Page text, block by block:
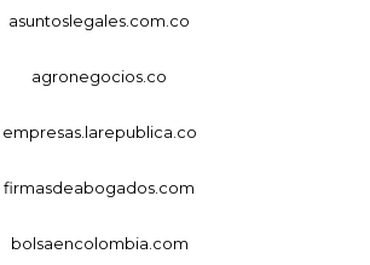
asuntoslegales.com.co
agronegocios.co
empresas.larepublica.co
firmasdeabogados.com
bolsaencolombia.com